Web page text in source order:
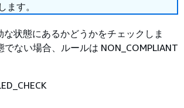
す。
状態にあるかどうかをチェックしま
ない場合、ルールは NON_COMPLIANT